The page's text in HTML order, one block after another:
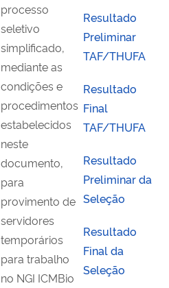
processo
seletivo
simplificado,
mediante as
condições e
procedimentos
estabelecidos
neste
documento,
para
provimento de
servidores
temporários
para trabalho
no NGI ICMBio
Resultado
Preliminar
TAF/THUFA
Resultado
Final
TAF/THUFA
Resultado
Preliminar da
Seleção
Resultado
Final da
Seleção